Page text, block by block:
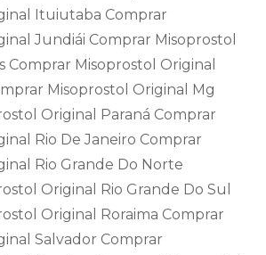
Ituiutaba Comprar
Jundiái Comprar Misoprostol
Comprar Misoprostol Original
Misoprostol Original Mg
Original Paraná Comprar
Rio De Janeiro Comprar
Rio Grande Do Norte
Original Rio Grande Do Sul
Original Roraima Comprar
Salvador Comprar